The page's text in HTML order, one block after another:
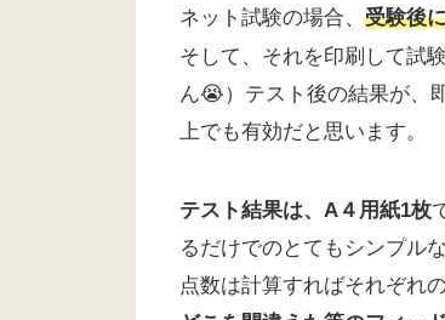
ネット試験の場合、 受験後
そして、それを印刷して試
ん😭）テスト後の結果が、
上でも有効だと思います。
テスト結果は、A４用紙1枚
るだけでのとてもシンプルな
点数は計算すればそれぞれ